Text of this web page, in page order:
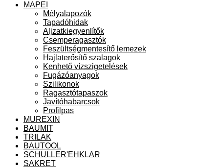
MAPEI
Mélyalapozók
Tapadóhidak
Aljzatkiegyenlítők
Csemperagasztók
Feszültségmentesítő lemezek
Hajlaterősítő szalagok
Kenhető vízszigetelések
Fugázóanyagok
Szilikonok
Ragasztótapaszok
Javítóhabarcsok
Profilpas
MUREXIN
BAUMIT
TRILAK
BAUTOOL
SCHULLER'EHKLAR
SAKRET